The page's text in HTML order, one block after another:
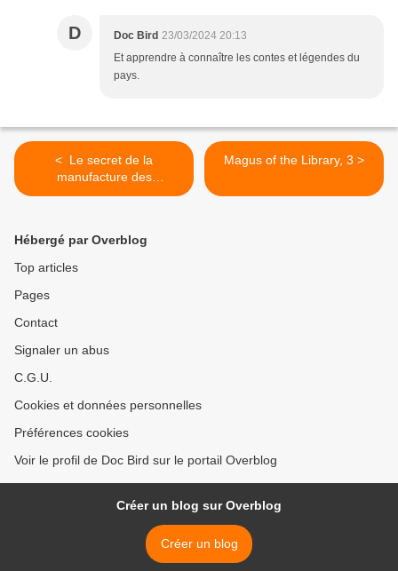
D Doc Bird 23/03/2024 20:13
Et apprendre à connaître les contes et légendes du
pays.
< Le secret de la
manufacture des
chaussettes inusables
Magus of the Library, 3 >
Hébergé par Overblog
Top articles
Pages
Contact
Signaler un abus
C.G.U.
Cookies et données personnelles
Préférences cookies
Voir le profil de Doc Bird sur le portail Overblog
Créer un blog sur Overblog
Créer un blog